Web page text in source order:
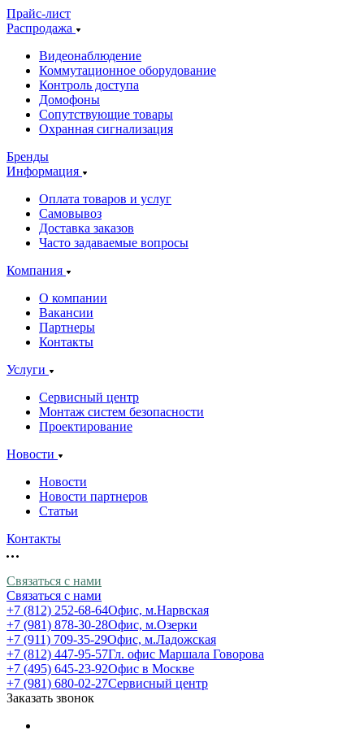
Прайс-лист
Распродажа
Видеонаблюдение
Коммутационное оборудование
Контроль доступа
Домофоны
Сопутствующие товары
Охранная сигнализация
Бренды
Информация
Оплата товаров и услуг
Самовывоз
Доставка заказов
Часто задаваемые вопросы
Компания
О компании
Вакансии
Партнеры
Контакты
Услуги
Сервисный центр
Монтаж систем безопасности
Проектирование
Новости
Новости
Новости партнеров
Статьи
Контакты
Связаться с нами
Связаться с нами
+7 (812) 252-68-64Офис, м.Нарвская
+7 (981) 878-30-28Офис, м.Озерки
+7 (911) 709-35-29Офис, м.Ладожская
+7 (812) 447-95-57Гл. офис Маршала Говорова
+7 (495) 645-23-92Офис в Москве
+7 (981) 680-02-27Сервисный центр
Заказать звонок